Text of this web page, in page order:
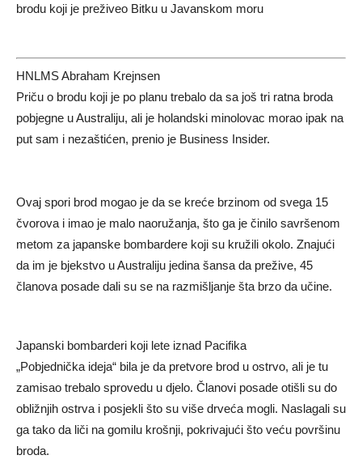
brodu koji je preživeo Bitku u Javanskom moru
HNLMS Abraham Krejnsen
Priču o brodu koji je po planu trebalo da sa još tri ratna broda
pobjegne u Australiju, ali je holandski minolovac morao ipak na
put sam i nezaštićen, prenio je Business Insider.
Ovaj spori brod mogao je da se kreće brzinom od svega 15
čvorova i imao je malo naoružanja, što ga je činilo savršenom
metom za japanske bombardere koji su kružili okolo. Znajući
da im je bjekstvo u Australiju jedina šansa da prežive, 45
članova posade dali su se na razmišljanje šta brzo da učine.
Japanski bombarderi koji lete iznad Pacifika
„Pobjednička ideja“ bila je da pretvore brod u ostrvo, ali je tu
zamisao trebalo sprovedu u djelo. Članovi posade otišli su do
obližnjih ostrva i posjekli što su više drveća mogli. Naslagali su
ga tako da liči na gomilu krošnji, pokrivajući što veću površinu
broda.